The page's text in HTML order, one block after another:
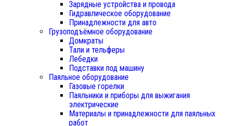
Зарядные устройства и провода
Гидравлическое оборудование
Принадлежности для авто
Грузоподъёмное оборудование
Домкраты
Тали и тельферы
Лебедки
Подставки под машину
Паяльное оборудование
Газовые горелки
Паяльники и приборы для выжигания
электрические
Материалы и принадлежности для паяльных
работ